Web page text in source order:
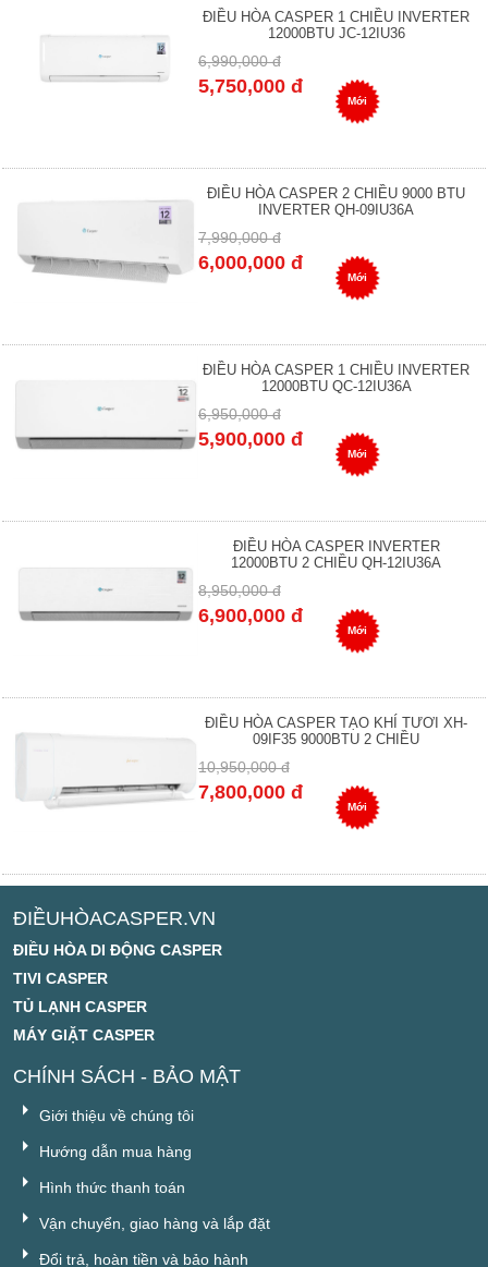
ĐIỀU HÒA CASPER 1 CHIỀU INVERTER
12000BTU JC-12IU36
6,990,000 đ
5,750,000 đ
Mới
ĐIỀU HÒA CASPER 2 CHIỀU 9000 BTU
INVERTER QH-09IU36A
7,990,000 đ
6,000,000 đ
Mới
ĐIỀU HÒA CASPER 1 CHIỀU INVERTER
12000BTU QC-12IU36A
6,950,000 đ
5,900,000 đ
Mới
ĐIỀU HÒA CASPER INVERTER
12000BTU 2 CHIỀU QH-12IU36A
8,950,000 đ
6,900,000 đ
Mới
ĐIỀU HÒA CASPER TẠO KHÍ TƯƠI XH-
09IF35 9000BTU 2 CHIỀU
10,950,000 đ
7,800,000 đ
Mới
ĐIỀUHÒACASPER.VN
ĐIỀU HÒA DI ĐỘNG CASPER
TIVI CASPER
TỦ LẠNH CASPER
MÁY GIẶT CASPER
CHÍNH SÁCH - BẢO MẬT
Giới thiệu về chúng tôi
Hướng dẫn mua hàng
Hình thức thanh toán
Vận chuyển, giao hàng và lắp đặt
Đổi trả, hoàn tiền và bảo hành